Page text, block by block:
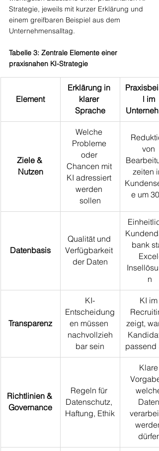
Strategie, jeweils mit kurzer Erklärung und
einem greifbaren Beispiel aus dem
Unternehmensalltag.
Tabelle 3: Zentrale Elemente einer
praxisnahen KI-Strategie
Element
Erklärung in
klarer
Sprache
l im
Ziele &
Nutzen
Welche
Probleme
oder
Chancen mit
KI adressiert
werden
sollen
von
zeiten
e um 30
Datenbasis
Qualität und
Verfügbarkeit
der Daten
bank
Excel-
n
Transparenz
KI-
Entscheidung
en müssen
nachvollzieh
bar sein
KI im
zeigt,
passend
Richtlinien &
Governance
Regeln für
Datenschutz,
Haftung, Ethik
Klare
welche
Daten
werden
dürfen